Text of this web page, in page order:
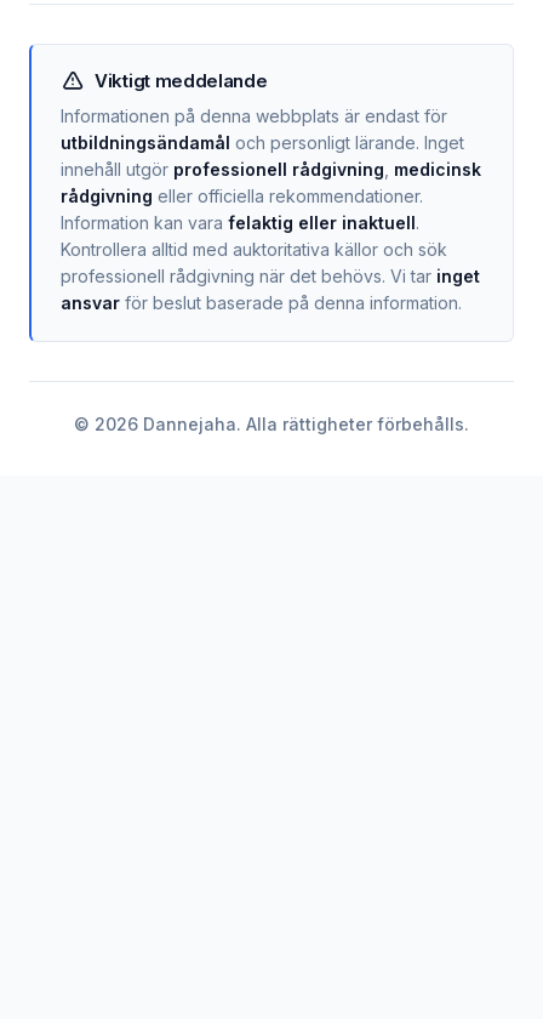
Viktigt meddelande
Informationen på denna webbplats är endast för
utbildningsändamål och personligt lärande. Inget
innehåll utgör professionell rådgivning medicinsk
rådgivning eller officiella rekommendationer.
Information kan vara felaktig eller inaktuell.
Kontrollera alltid med auktoritativa källor och sök
professionell rådgivning när det behövs. Vi tar inget
ansvar för beslut baserade på denna information.
© 2026 Dannejaha. Alla rättigheter förbehålls.